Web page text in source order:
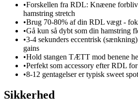
•Forskellen fra RDL: Knæene
hamstring stretch
•Brug 70-80% af din RDL vægt -
•Gå kun så dybt som din hamstring
•3-4 sekunders eccentrisk
gains
•Hold stangen TÆTT mod benene
•Perfekt som accessory efter RDL
•8-12 gentagelser er typisk sweet spot
Sikkerhed